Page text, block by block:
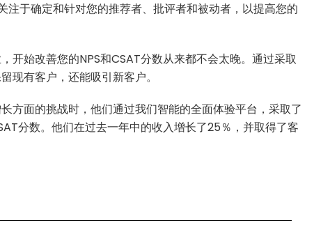
于确定和针对您的推荐者、批评者和被动者，以提高您的
开始改善您的NPS和CSAT分数从来都不会太晚。通过采取
现有客户，还能吸引新客户。
方面的挑战时，他们通过我们智能的全面体验平台，采取了
分数。他们在过去一年中的收入增长了25％，并取得了客